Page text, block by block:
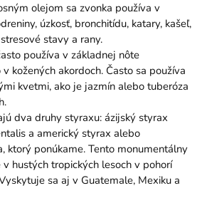
olejom sa zvonka používa v
úzkosť, bronchitídu, katary, kašeľ,
stavy a rany.
používa v základnej nôte
kožených akordoch. Často sa používa
kvetmi, ako je jazmín alebo tuberóza
dva druhy styraxu: ázijský styrax
a americký styrax alebo
ktorý ponúkame. Tento monumentálny
hustých tropických lesoch v pohorí
sa aj v Guatemale, Mexiku a